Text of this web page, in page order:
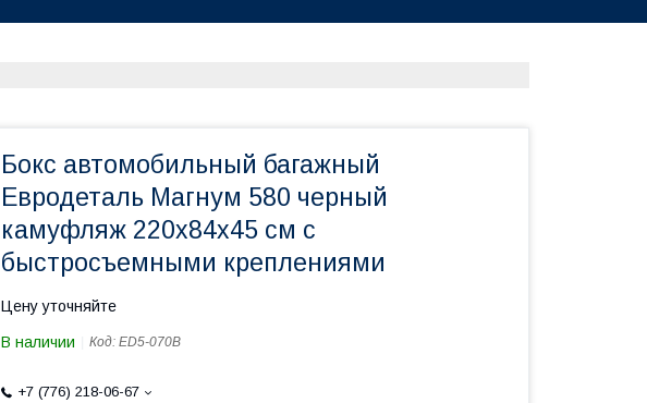
Бокс автомобильный багажный
Евродеталь Магнум 580 черный
камуфляж 220х84х45 см с
быстросъемными креплениями
Цену уточняйте
В наличии Код: ED5-070B
+7 (776) 218-06-67